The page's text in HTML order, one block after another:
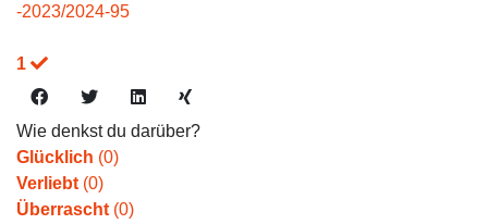
-2023/2024-95
1
Wie denkst du darüber?
Glücklich (0)
Verliebt (0)
Überrascht (0)